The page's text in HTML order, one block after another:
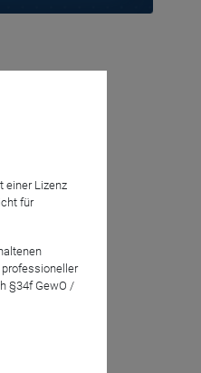
einer Lizenz
für
§34f GewO /